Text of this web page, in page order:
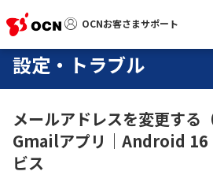
OCNお客さまサポート
OCNお客さまサポート
サポートトップ
設定・トラブル
メールアドレスを変更する
Gmailアプリ｜Android 16
ビス